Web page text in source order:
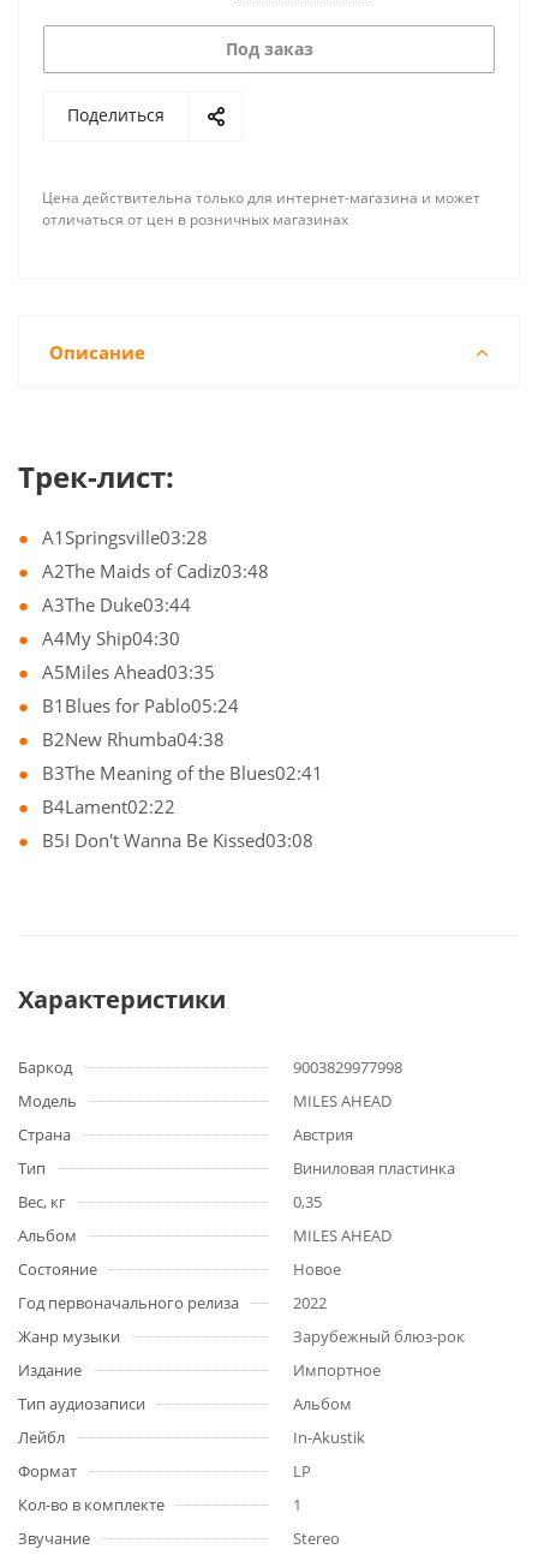
Под заказ
Поделиться
Цена действительна только для интернет-магазина и может
отличаться от цен в розничных магазинах
Описание
Трек-лист:
A1Springsville03:28
A2The Maids of Cadiz03:48
A3The Duke03:44
A4My Ship04:30
A5Miles Ahead03:35
B1Blues for Pablo05:24
B2New Rhumba04:38
B3The Meaning of the Blues02:41
B4Lament02:22
B5I Don't Wanna Be Kissed03:08
Характеристики
Баркод
9003829977998
Модель
MILES AHEAD
Страна
Австрия
Тип
Виниловая пластинка
Вес, кг
0,35
Альбом
MILES AHEAD
Состояние
Новое
Год первоначального релиза
2022
Жанр музыки
Зарубежный блюз-рок
Издание
Импортное
Тип аудиозаписи
Альбом
Лейбл
In-Akustik
Формат
LP
Кол-во в комплекте
1
Звучание
Stereo